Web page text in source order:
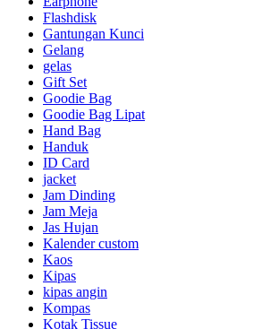
Flashdisk
Gantungan Kunci
Gelang
gelas
Gift Set
Goodie Bag
Goodie Bag Lipat
Hand Bag
Handuk
ID Card
jacket
Jam Dinding
Jam Meja
Jas Hujan
Kalender custom
Kaos
Kipas
kipas angin
Kompas
Kotak Tissue